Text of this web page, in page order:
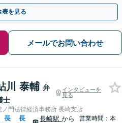
表を見る
メールでお問い合わせ
川 泰輔 弁
士
インタビューを
見る
ノ門法律経済事務所 長崎支店
長
長
長崎駅から
営業時間：本